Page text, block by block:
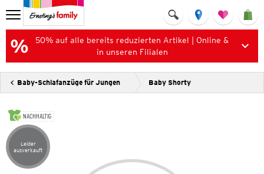
50% auf alle bereits reduzierten Artikel | Online &
in unseren Filialen
Baby-Schlafanzüge für Jungen Baby Shorty
NACHHALTIG
Artikel leider ausverkauft
Leider
ausverkauft